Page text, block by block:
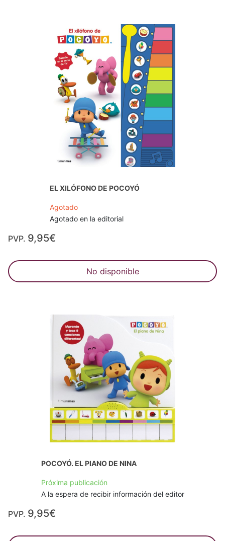
EL XILÓFONO DE POCOYÓ
Agotado
Agotado en la editorial
PVP. 9,95€
No disponible
POCOYÓ. EL PIANO DE NINA
Próxima publicación
A la espera de recibir información del editor
PVP. 9,95€